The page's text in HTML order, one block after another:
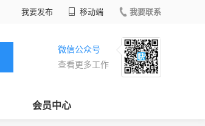
我要发布 移动端 我要联系
微信公众号
查看更多工作
会员中心